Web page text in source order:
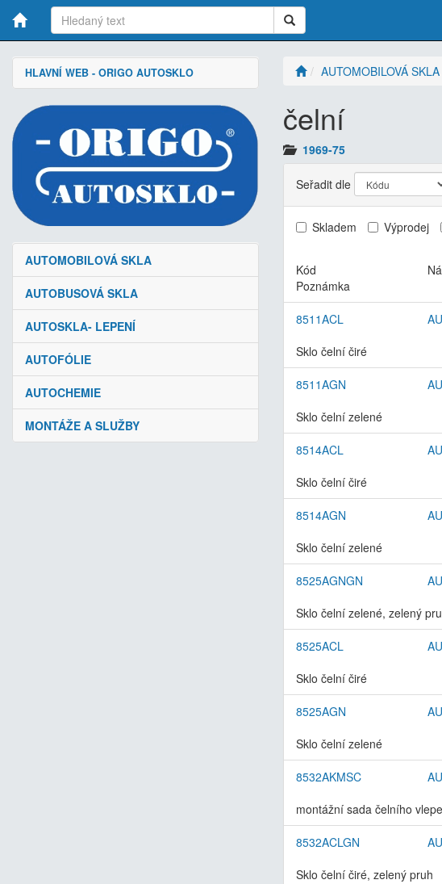
HLAVNÍ WEB - ORIGO AUTOSKLO
AUTOMOBILOVÁ SKLA
AUTOBUSOVÁ SKLA
AUTOSKLA- LEPENÍ
AUTOFÓLIE
AUTOCHEMIE
MONTÁŽE A SLUŽBY
AUTOMOBILOVÁ SKLA
čelní
1969-75
Seřadit dle
Skladem Výprodej
Kód
Poznámka
8511ACL
Sklo čelní čiré
8511AGN
Sklo čelní zelené
8514ACL
Sklo čelní čiré
8514AGN
Sklo čelní zelené
8525AGNGN
Sklo čelní zelené, zelený
8525ACL
Sklo čelní čiré
8525AGN
Sklo čelní zelené
8532AKMSC
montážní sada čelního
8532ACLGN
Sklo čelní čiré, zelený pruh